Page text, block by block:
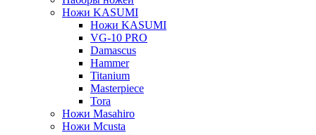
Ножи KASUMI
Ножи KASUMI
VG-10 PRO
Damascus
Hammer
Titanium
Masterpiece
Tora
Ножи Masahiro
Ножи Mcusta